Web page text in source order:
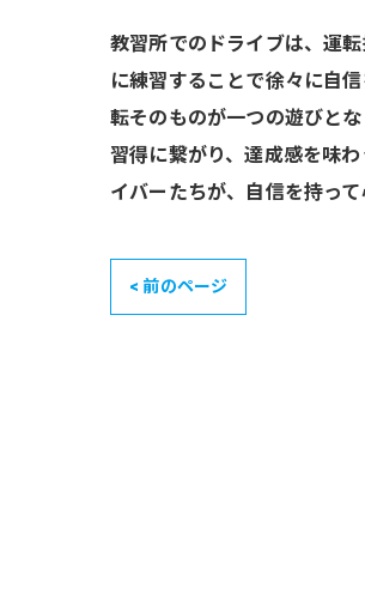
教習所でのドライブは、運
に練習することで徐々に自
転そのものが一つの遊びと
習得に繋がり、達成感を味
イバーたちが、自信を持っ
< 前のページ